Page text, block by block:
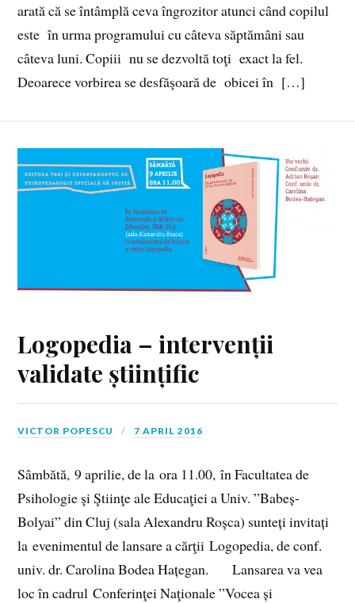
arată că se întâmplă ceva îngrozitor atunci când copilul
este în urma programului cu câteva săptămâni sau
câteva luni. Copiii nu se dezvoltă toţi exact la fel.
Deoarece vorbirea se desfăşoară de obicei în […]
Logopedia – intervenții
validate științific
VICTOR POPESCU 7 APRIL 2016
Sâmbătă, 9 aprilie, de la ora 11.00, în Facultatea de
Psihologie şi Ştiinţe ale Educaţiei a Univ. ”Babeș-
Bolyai” din Cluj (sala Alexandru Roșca) sunteți invitați
la evenimentul de lansare a cărţii Logopedia, de conf.
univ. dr. Carolina Bodea Hațegan. Lansarea va vea
loc în cadrul Conferinţei Naţionale ”Vocea și